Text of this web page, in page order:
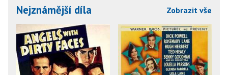
Nejznámější díla Zobrazit vše